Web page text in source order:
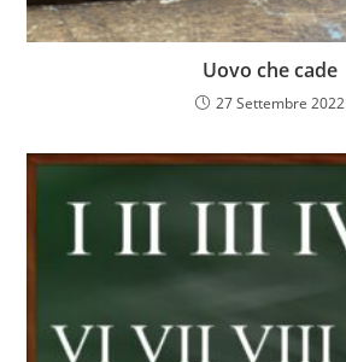
Uovo che cade
27 Settembre 2022